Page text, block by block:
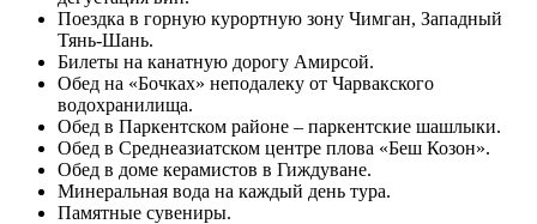
Поездка в горную курортную зону Чимган, Западный
Тянь-Шань.
Билеты на канатную дорогу Амирсой.
Обед на «Бочках» неподалеку от Чарвакского
водохранилища.
Обед в Паркентском районе – паркентские шашлыки.
Обед в Среднеазиатском центре плова «Беш Козон».
Обед в доме керамистов в Гиждуване.
Минеральная вода на каждый день тура.
Памятные сувениры.